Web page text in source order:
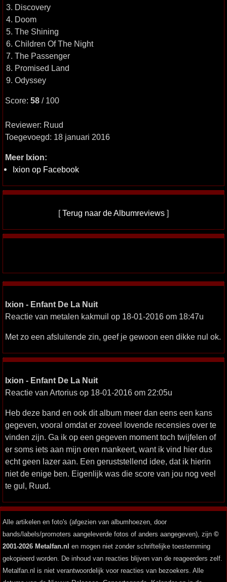
3. Discovery
4. Doom
5. The Shining
6. Children Of The Night
7. The Passenger
8. Promised Land
9. Odyssey
Score: 58 / 100
Reviewer: Ruud
Toegevoegd: 18 januari 2016
Meer Ixion:
Ixion op Facebook
[Terug naar de Albumreviews ]
Ixion - Enfant De La Nuit
Reactie van metalen kakmuil op 18-01-2016 om 18:47u
Met zo een afsluitende zin, geef je gewoon een dikke nul ok.
Ixion - Enfant De La Nuit
Reactie van Artorius op 18-01-2016 om 22:05u
Heb deze band en ook dit album meer dan eens een kans
gegeven, vooral omdat er zoveel lovende recensies over te
vinden zijn. Ga ik op een gegeven moment toch twijfelen of
er soms iets aan mijn oren mankeert, want ik vind hier dus
echt geen lazer aan. Een geruststellend idee, dat ik hierin
niet de enige ben. Eigenlijk was die score van jou nog veel
te gul, Ruud.
Alle artikelen en foto's (afgezien van albumhoezen, door
bands/labels/promoters aangeleverde fotos of anders aangegeven), zijn ©
2001-2026 Metalfan.nl en mogen niet zonder schriftelijke toestemming
gekopieerd worden. De inhoud van reacties blijven van de reageerders zelf.
Metalfan.nl is niet verantwoordelijk voor reacties van bezoekers. Alle